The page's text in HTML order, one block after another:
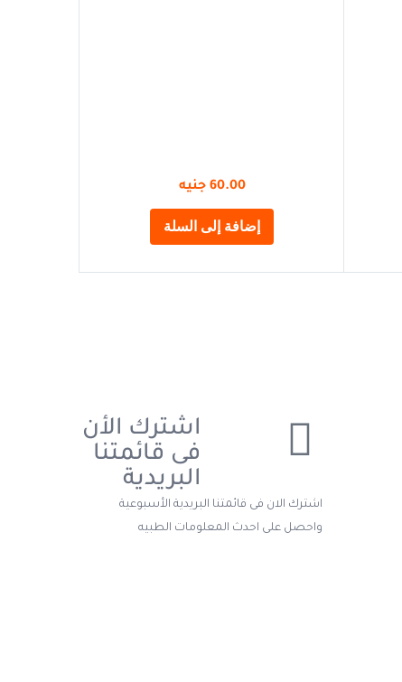
60.00 جنيه
إضافة إلى السلة
اشترك الأن
فى قائمتنا
البريدية
اشترك الان فى قائمتنا البريدية الأسبوعية
واحصل على احدث المعلومات الطبيه